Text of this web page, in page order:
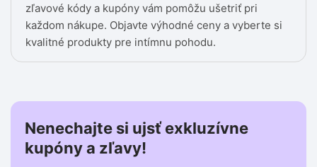
zľavové kódy a kupóny vám pomôžu ušetriť pri
každom nákupe. Objavte výhodné ceny a vyberte si
kvalitné produkty pre intímnu pohodu.
Nenechajte si ujsť exkluzívne
kupóny a zľavy!